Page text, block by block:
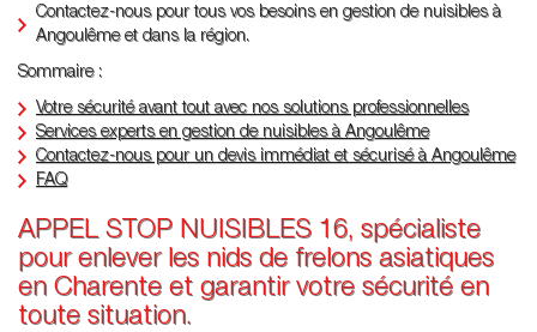
Contactez-nous pour tous vos besoins en gestion de nuisibles à
Angoulême et dans la région.
Sommaire :
Votre sécurité avant tout avec nos solutions professionnelles
Services experts en gestion de nuisibles à Angoulême
Contactez-nous pour un devis immédiat et sécurisé à Angoulême
FAQ
APPEL STOP NUISIBLES 16, spécialiste
pour enlever les nids de frelons asiatiques
en Charente et garantir votre sécurité en
toute situation.